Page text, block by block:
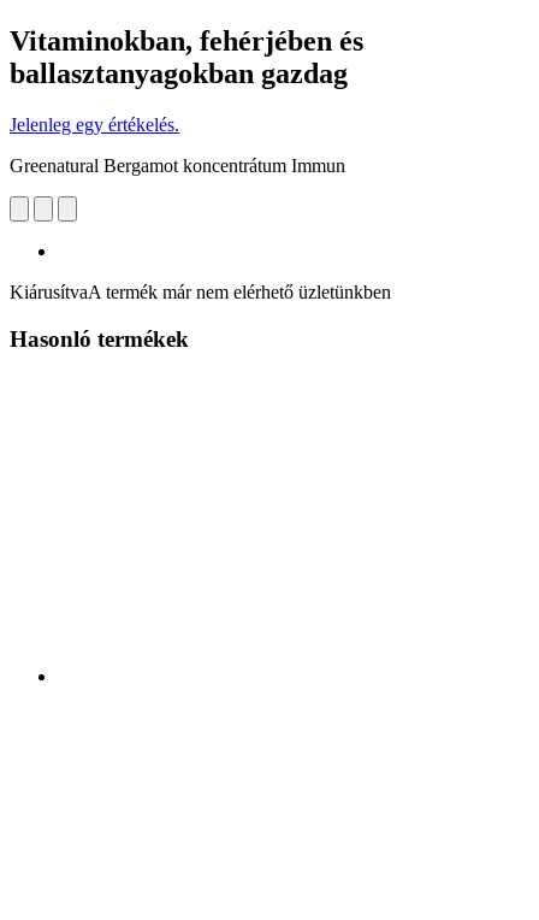
Vitaminokban, fehérjében és
ballasztanyagokban gazdag
Jelenleg egy értékelés.
Greenatural Bergamot koncentrátum Immun
KiárusítvaA termék már nem elérhető üzletünkben
Hasonló termékek